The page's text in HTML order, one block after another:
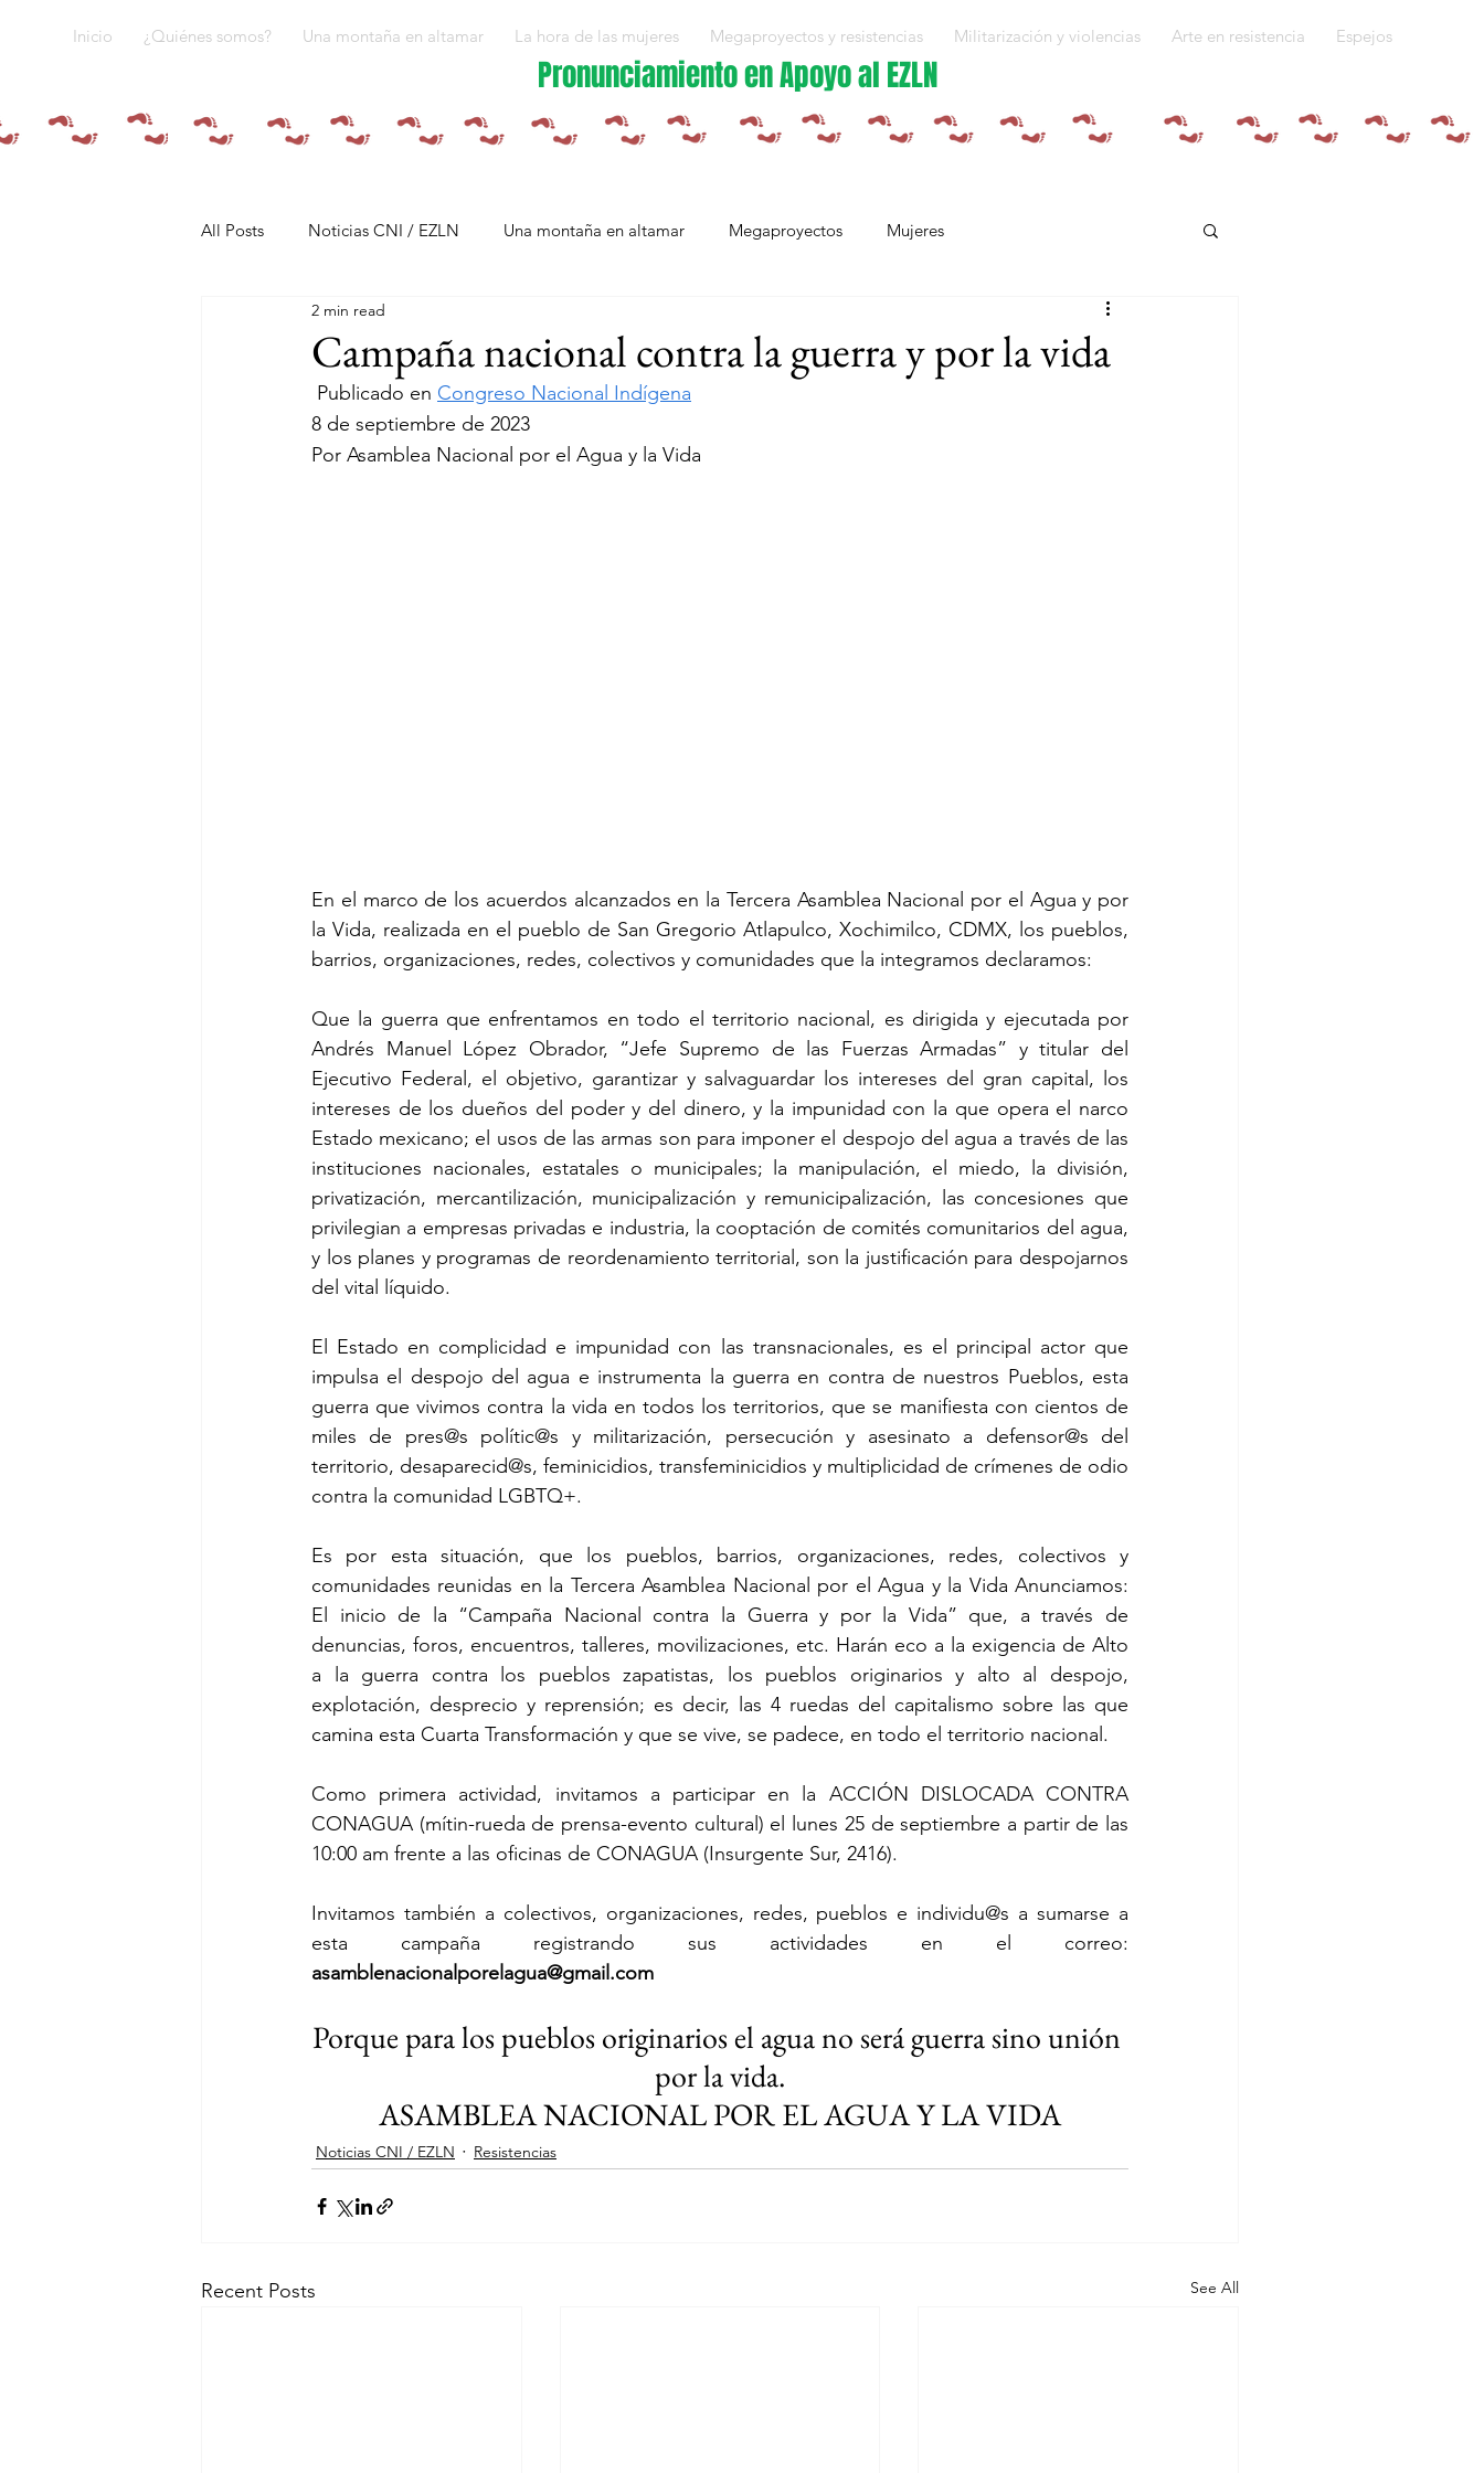
Inicio ¿Quiénes somos? Una montaña en altamar La hora de las mujeres Megaproyectos y resistencias Militarización y violencias Arte en resistencia Espejos
Pronunciamiento en Apoyo al EZLN
All Posts Noticias CNI / EZLN Una montaña en altamar Megaproyectos Mujeres
Pandemia y pueblos indígenas Quiénes somos
Resistencias Tren Maya Plan Integral Morelos
Campaña nacional contra la guerra y por la vida
2 min read
Publicado en Congreso Nacional Indígena
8 de septiembre de 2023
Por Asamblea Nacional por el Agua y la Vida
En el marco de los acuerdos alcanzados en la Tercera Asamblea Nacional por el Agua y por
la Vida, realizada en el pueblo de San Gregorio Atlapulco, Xochimilco, CDMX, los pueblos,
barrios, organizaciones, redes, colectivos y comunidades que la integramos declaramos:
Que la guerra que enfrentamos en todo el territorio nacional, es dirigida y ejecutada por
Andrés Manuel López Obrador, “Jefe Supremo de las Fuerzas Armadas” y titular del
Ejecutivo Federal, el objetivo, garantizar y salvaguardar los intereses del gran capital, los
intereses de los dueños del poder y del dinero, y la impunidad con la que opera el narco
Estado mexicano; el usos de las armas son para imponer el despojo del agua a través de las
instituciones nacionales, estatales o municipales; la manipulación, el miedo, la división,
privatización, mercantilización, municipalización y remunicipalización, las concesiones que
privilegian a empresas privadas e industria, la cooptación de comités comunitarios del agua,
y los planes y programas de reordenamiento territorial, son la justificación para despojarnos
del vital líquido.
El Estado en complicidad e impunidad con las transnacionales, es el principal actor que
impulsa el despojo del agua e instrumenta la guerra en contra de nuestros Pueblos, esta
guerra que vivimos contra la vida en todos los territorios, que se manifiesta con cientos de
miles de pres@s polític@s y militarización, persecución y asesinato a defensor@s del
territorio, desaparecid@s, feminicidios, transfeminicidios y multiplicidad de crímenes de odio
contra la comunidad LGBTQ+.
Es por esta situación, que los pueblos, barrios, organizaciones, redes, colectivos y
comunidades reunidas en la Tercera Asamblea Nacional por el Agua y la Vida Anunciamos:
El inicio de la “Campaña Nacional contra la Guerra y por la Vida” que, a través de
denuncias, foros, encuentros, talleres, movilizaciones, etc. Harán eco a la exigencia de Alto
a la guerra contra los pueblos zapatistas, los pueblos originarios y alto al despojo,
explotación, desprecio y reprensión; es decir, las 4 ruedas del capitalismo sobre las que
camina esta Cuarta Transformación y que se vive, se padece, en todo el territorio nacional.
Como primera actividad, invitamos a participar en la ACCIÓN DISLOCADA CONTRA
CONAGUA (mítin-rueda de prensa-evento cultural) el lunes 25 de septiembre a partir de las
10:00 am frente a las oficinas de CONAGUA (Insurgente Sur, 2416).
Invitamos también a colectivos, organizaciones, redes, pueblos e individu@s a sumarse a
asamblenacionalporelagua@gmail.com
Porque para los pueblos originarios el agua no será guerra sino unión
por la vida.
ASAMBLEA NACIONAL POR EL AGUA Y LA VIDA
Noticias CNI / EZLN Resistencias
Recent Posts See All